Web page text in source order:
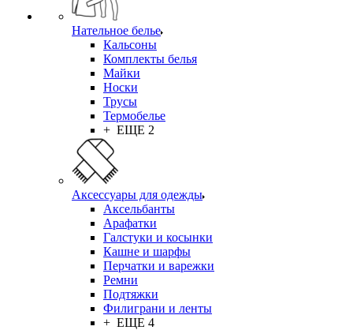
Нательное белье
Кальсоны
Комплекты белья
Майки
Носки
Трусы
Термобелье
+ ЕЩЕ 2
Аксессуары для одежды
Аксельбанты
Арафатки
Галстуки и косынки
Кашне и шарфы
Перчатки и варежки
Ремни
Подтяжки
Филиграни и ленты
+ ЕЩЕ 4